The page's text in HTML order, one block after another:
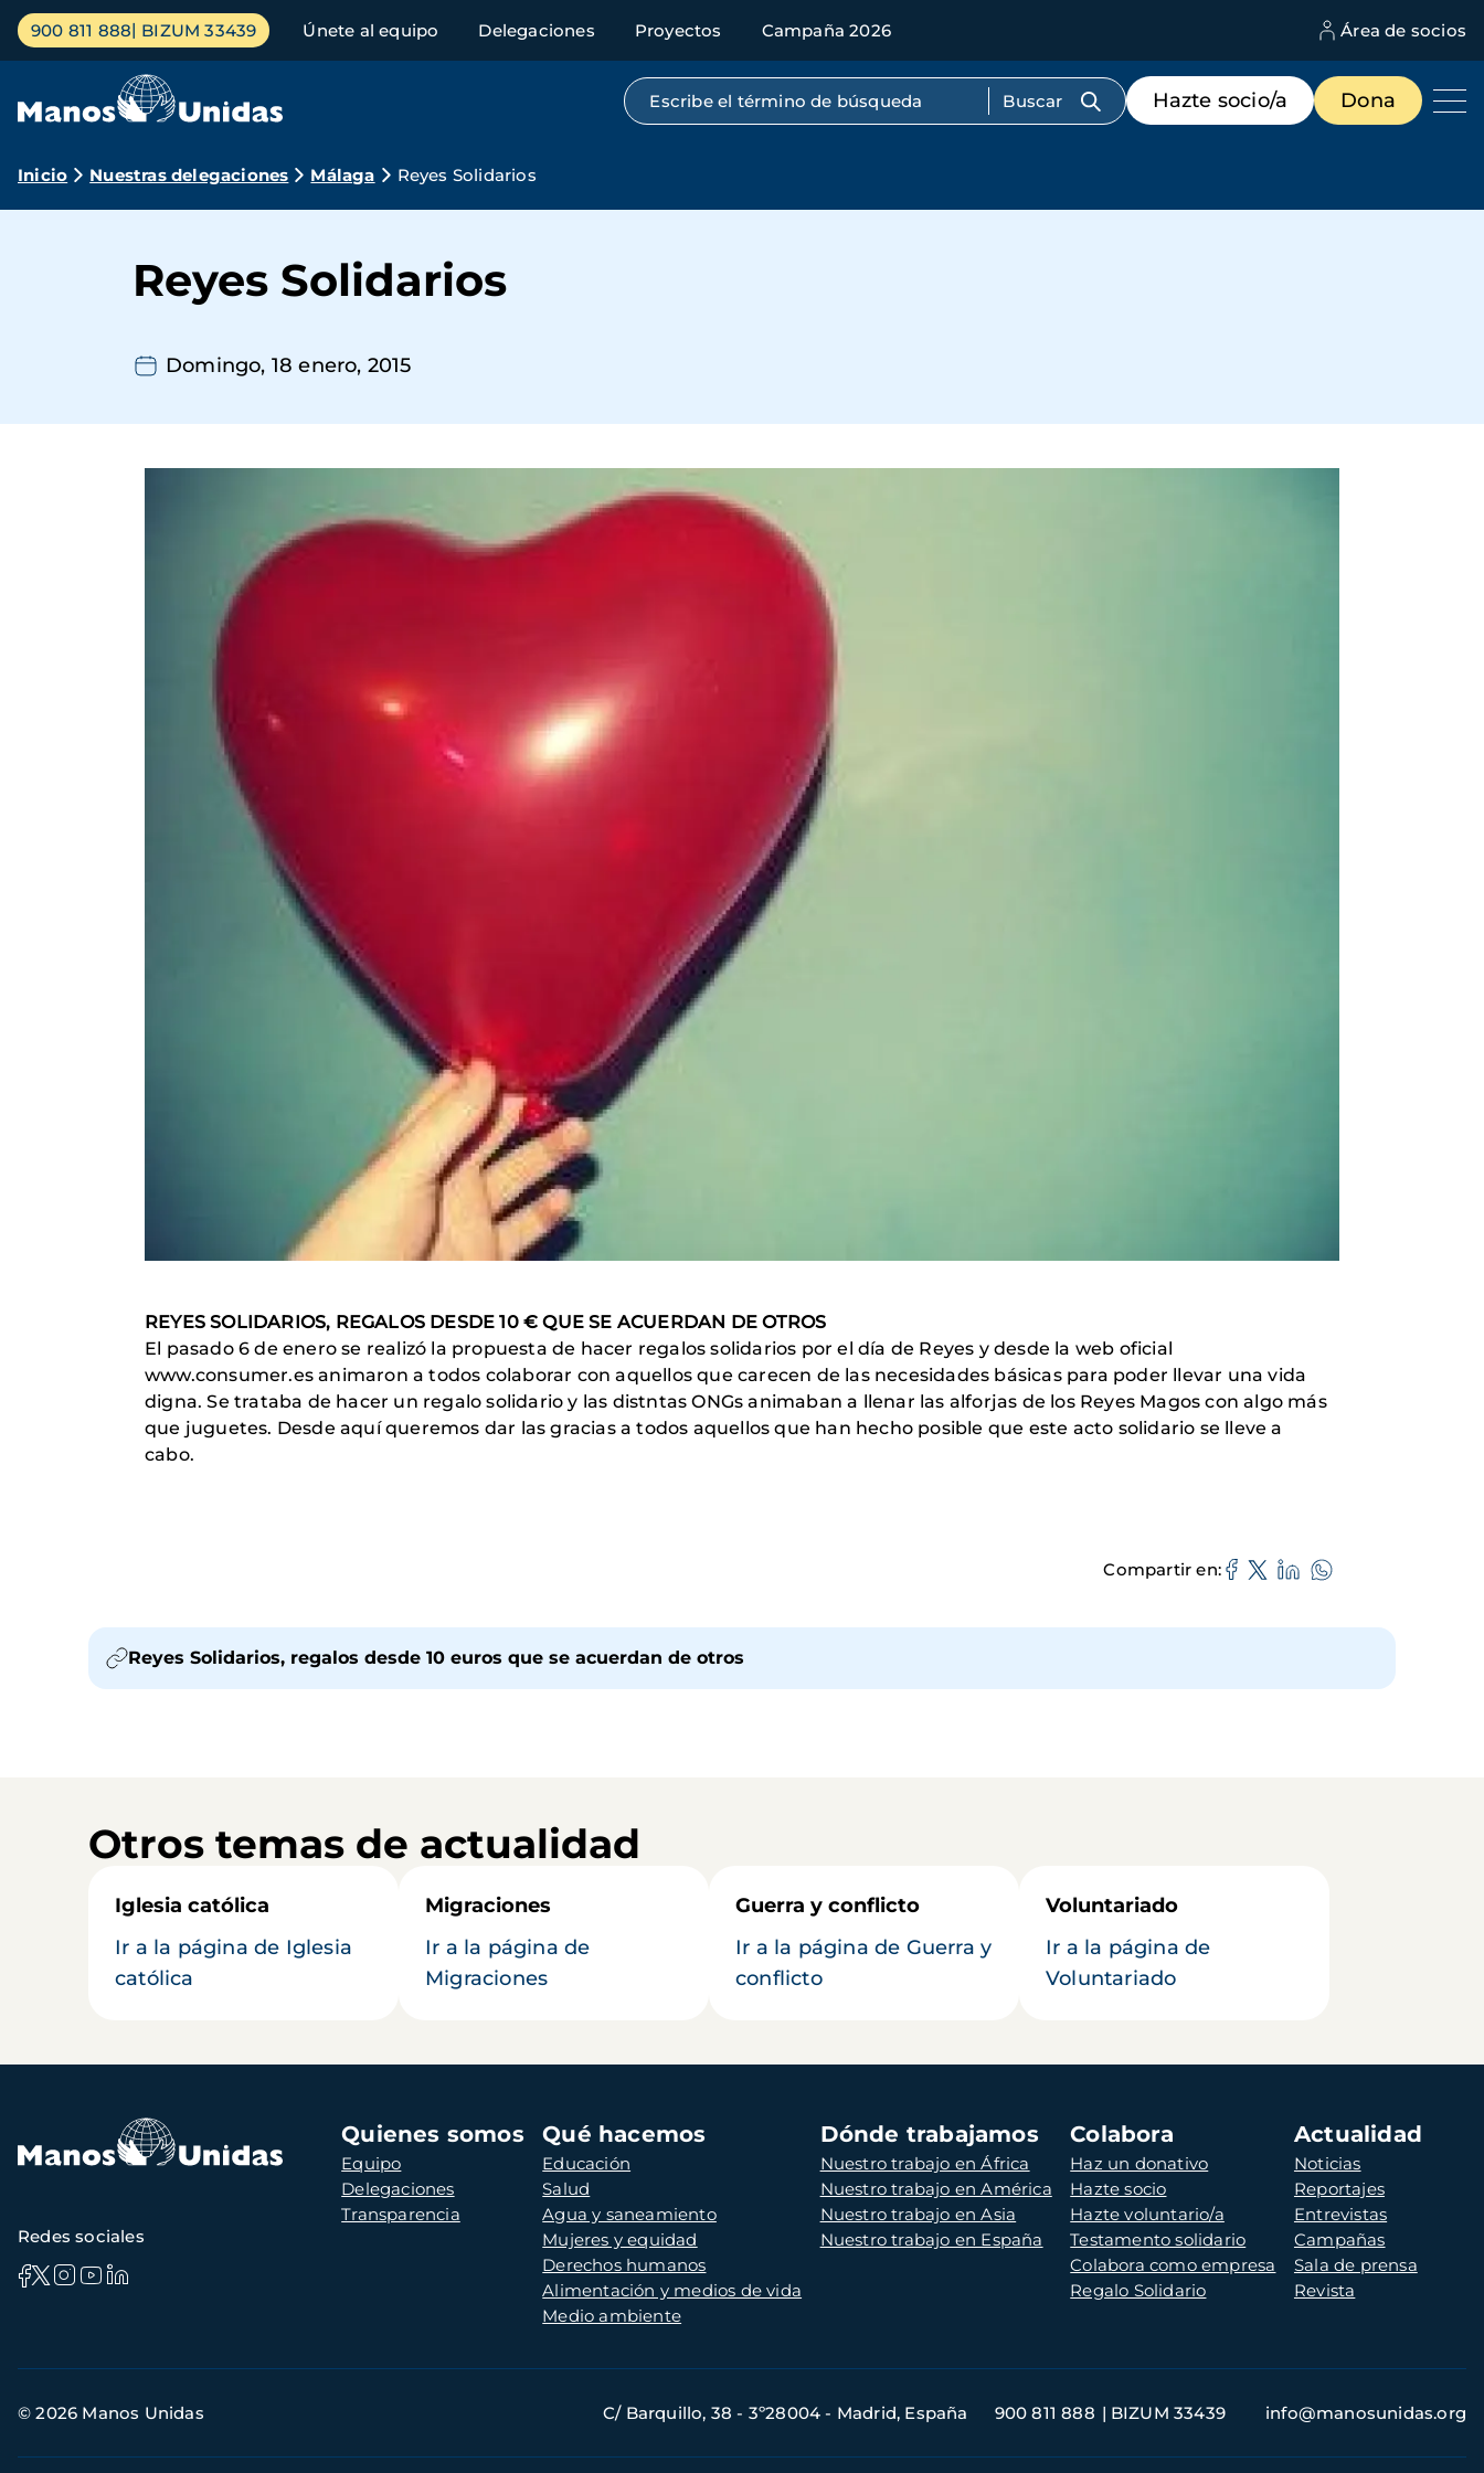
Pasar
contenido
Menú
principal
900 811 888 BIZUM 33439 Únete al equipo Delegaciones Proyectos Campaña 2026 Área de socios
Búsqueda por texto completo
Menú
de
destacados
Hazte socio/a Dona
Ruta
navegación
Inicio Nuestras delegaciones Málaga Reyes Solidarios
Reyes Solidarios
Domingo, 18 enero, 2015
REYES SOLIDARIOS, REGALOS DESDE 10 € QUE SE ACUERDAN DE OTROS
El pasado 6 de enero se realizó la propuesta de hacer regalos solidarios por el día de Reyes y desde la web oficial
www.consumer.es animaron a todos colaborar con aquellos que carecen de las necesidades básicas para poder llevar una vida
digna. Se trataba de hacer un regalo solidario y las distntas ONGs animaban a llenar las alforjas de los Reyes Magos con algo más
que juguetes. Desde aquí queremos dar las gracias a todos aquellos que han hecho posible que este acto solidario se lleve a
cabo.
Compartir en
Reyes Solidarios, regalos desde 10 euros que se acuerdan de otros
Otros temas de actualidad
Iglesia católica
Ir a la página de Iglesia
católica
Migraciones
Ir a la página de
Migraciones
Guerra y conflicto
Ir a la página de Guerra y
conflicto
Voluntariado
Ir a la página de
Voluntariado
Navegación
principal
Quienes somos
Equipo
Delegaciones
Transparencia
Qué hacemos
Educación
Salud
Agua y saneamiento
Mujeres y equidad
Derechos humanos
Alimentación y medios de vida
Medio ambiente
Dónde trabajamos
Nuestro trabajo en África
Nuestro trabajo en América
Nuestro trabajo en Asia
Nuestro trabajo en España
Colabora
Haz un donativo
Hazte socio
Hazte voluntario/a
Testamento solidario
Colabora como empresa
Regalo Solidario
Actualidad
Noticias
Reportajes
Entrevistas
Campañas
Sala de prensa
Revista
Redes sociales
de
© 2026 Manos Unidas C/ Barquillo, 38 - 3º28004 - Madrid, España 900 811 888 BIZUM 33439 info@manosunidas.org